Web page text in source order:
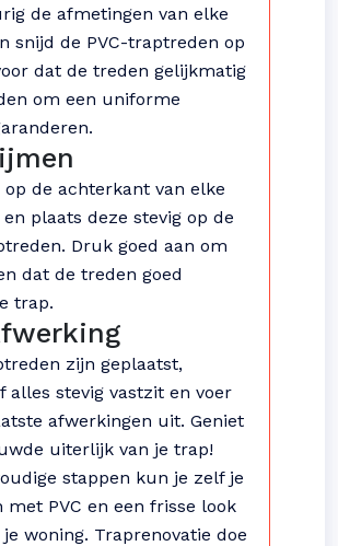
de afmetingen van elke
snijd de PVC-traptreden op
dat de treden gelijkmatig
om een uniforme
de achterkant van elke
plaats deze stevig op de
Druk goed aan om
dat de treden goed
trap.
zijn geplaatst,
alles stevig vastzit en voer
afwerkingen uit. Geniet
uiterlijk van je trap!
stappen kun je zelf je
PVC en een frisse look
woning. Traprenovatie doe